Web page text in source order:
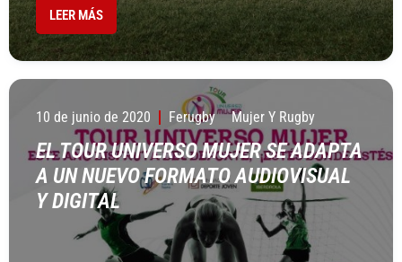
LEER MÁS
10 de junio de 2020 Ferugby Mujer Y Rugby
EL TOUR UNIVERSO MUJER SE ADAPTA
A UN NUEVO FORMATO AUDIOVISUAL
Y DIGITAL